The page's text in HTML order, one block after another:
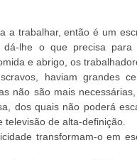
a trabalhar, então é um
lhe o que precisa para
e abrigo, os
haviam grandes
não são mais
dos quais não poderá
de alta-definição.
transformam-o em